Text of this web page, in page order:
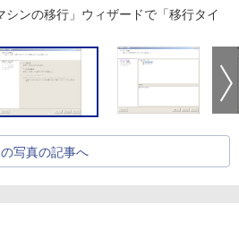
シンの移行」ウィザードで「移行タイ
の写真の記事へ